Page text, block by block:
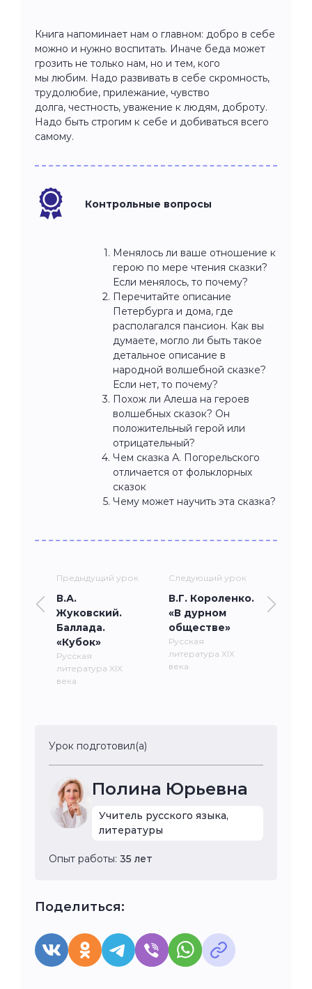
Книга напоминает нам о главном: добро в себе
можно и нужно воспитать. Иначе беда может
грозить не только нам, но и тем, кого
мы любим. Надо развивать в себе скромность,
трудолюбие, прилежание, чувство
долга, честность, уважение к людям, доброту.
Надо быть строгим к себе и добиваться всего
самому.
Контрольные вопросы
Менялось ли ваше отношение к
герою по мере чтения сказки?
Если менялось, то почему?
Перечитайте описание
Петербурга и дома, где
располагался пансион. Как вы
думаете, могло ли быть такое
детальное описание в
народной волшебной сказке?
Если нет, то почему?
Похож ли Алеша на героев
волшебных сказок? Он
положительный герой или
отрицательный?
Чем сказка А. Погорельского
отличается от фольклорных
сказок
Чему может научить эта сказка?
Предыдущий урок
В.А.
Жуковский.
Баллада.
«Кубок»
Русская
литература XIX
века
Следующий урок
В.Г. Короленко.
«В дурном
обществе»
Русская
литература XIX
века
Урок подготовил(а)
Полина Юрьевна
Учитель русского языка,
литературы
Опыт работы: 35 лет
Поделиться: